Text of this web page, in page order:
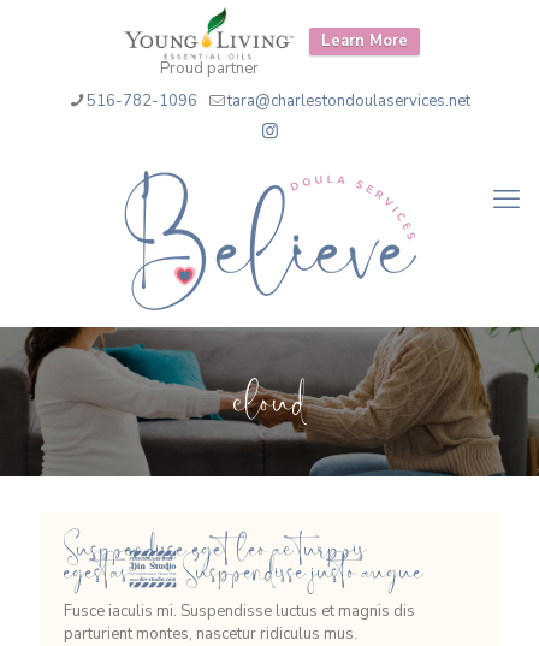
Proud partner
Learn More
516-782-1096 tara@charlestondoulaservices.net
cloud
Suspendisse eget leo ac turpis
egestas. Suspendisse justo augue
Fusce iaculis mi. Suspendisse luctus et magnis dis
parturient montes, nascetur ridiculus mus.